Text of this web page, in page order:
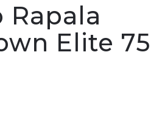
Rapala
Elite 75